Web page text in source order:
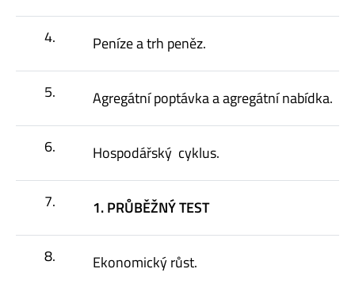
4. Peníze a trh peněz.
5. Agregátní poptávka a agregátní nabídka.
6. Hospodářský cyklus.
7. 1. PRŮBĚŽNÝ TEST
8. Ekonomický růst.